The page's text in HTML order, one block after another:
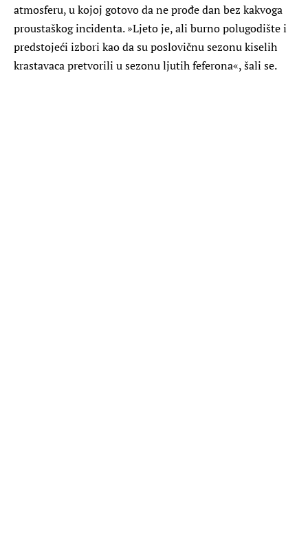
atmosferu, u kojoj gotovo da ne prođe dan bez kakvoga
proustaškog incidenta. »Ljeto je, ali burno polugodište i
predstojeći izbori kao da su poslovičnu sezonu kiselih
krastavaca pretvorili u sezonu ljutih feferona«, šali se.